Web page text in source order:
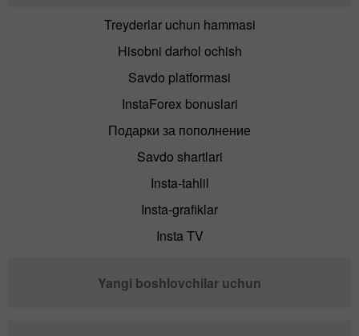
Treyderlar uchun hammasi
Hisobni darhol ochish
Savdo platformasi
InstaForex bonuslari
Подарки за пополнение
Savdo shartlari
Insta-tahlil
Insta-grafiklar
Insta TV
Yangi boshlovchilar uchun